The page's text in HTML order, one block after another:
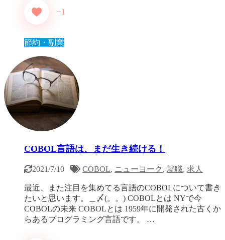
+1
節約・副業
COBOL言語は、まだ生き続ける！
2021/7/10 COBOL, ニューヨーク , 就職, 求人
最近、また注目を集めてる言語のCOBOLについて書き
たいと思います。＿〆(。。) COBOLとは NYで今
COBOLの未来 COBOLとは 1959年に開発された古くか
らあるプログラミング言語です。 …